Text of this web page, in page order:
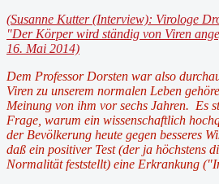
(Susanne Kutter (Interview): Virologe
"Der Körper wird ständig von Viren
16. Mai 2014)
Dem Professor Dorsten war also
Viren zu unserem normalen Leben
Meinung von ihm vor sechs Jahren. Es
Frage, warum ein wissenschaftlich
der Bevölkerung heute gegen besseres
daß ein positiver Test (der ja höchstens
Normalität feststellt) eine Erkrankung